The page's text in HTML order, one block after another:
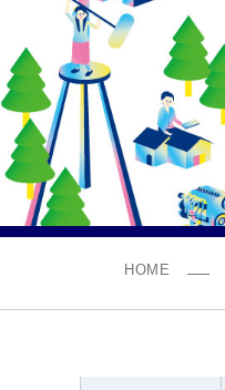
HOME